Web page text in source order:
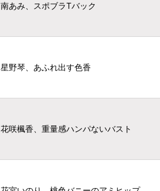
南あみ、スポブラTバック
星野琴、あふれ出す色香
花咲楓香、重量感ハンパないバスト